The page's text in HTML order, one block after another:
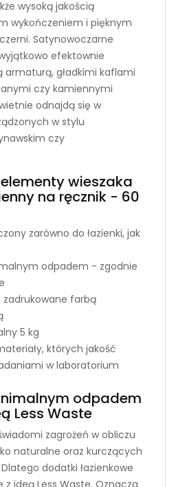
wysoką jakością
wykończeniem i pięknym
Satynowoczarne
efektownie
armaturą, gładkimi kaflami
czy kamiennymi
odnajdą się w
w stylu
czy
wieszaka
na ręcznik - 60
zarówno do łazienki, jak
odpadem - zgodnie
zadrukowane farbą
5 kg
których jakość
w laboratorium
odpadem
Less Waste
zagrożeń w obliczu
naturalne oraz kurczących
dodatki łazienkowe
ideą Less Waste. Oznacza